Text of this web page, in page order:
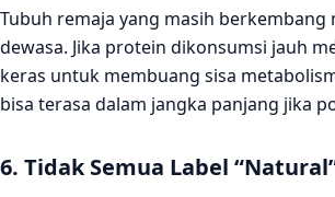
Tubuh remaja yang masih
dewasa. Jika protein dikonsumsi jauh
keras untuk membuang sisa
bisa terasa dalam jangka panjang jika
6. Tidak Semua Label